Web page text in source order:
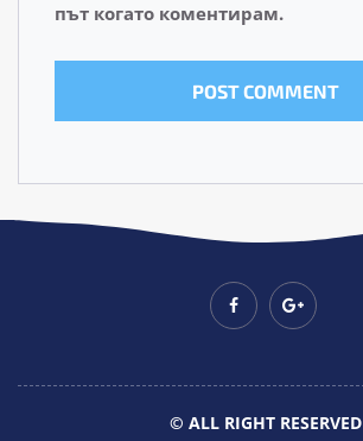
път когато коментирам.
© ALL RIGHT RESERVED